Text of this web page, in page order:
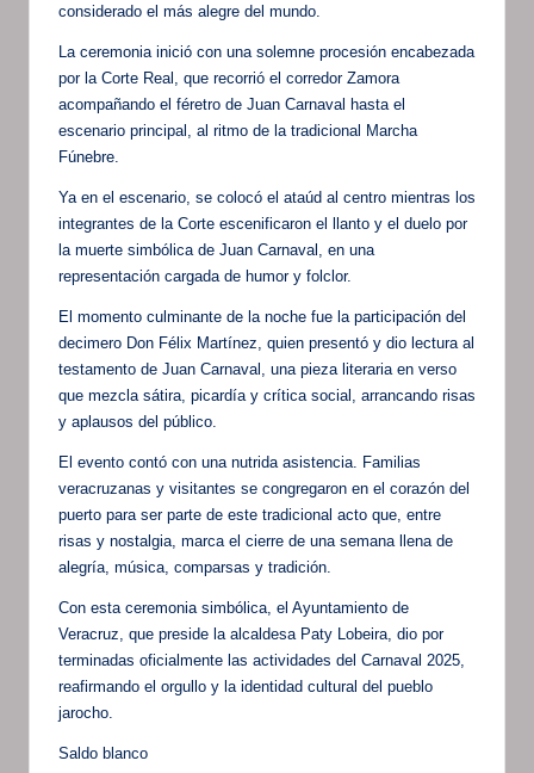
considerado el más alegre del mundo.
La ceremonia inició con una solemne procesión encabezada
por la Corte Real, que recorrió el corredor Zamora
acompañando el féretro de Juan Carnaval hasta el
escenario principal, al ritmo de la tradicional Marcha
Fúnebre.
Ya en el escenario, se colocó el ataúd al centro mientras los
integrantes de la Corte escenificaron el llanto y el duelo por
la muerte simbólica de Juan Carnaval, en una
representación cargada de humor y folclor.
El momento culminante de la noche fue la participación del
decimero Don Félix Martínez, quien presentó y dio lectura al
testamento de Juan Carnaval, una pieza literaria en verso
que mezcla sátira, picardía y crítica social, arrancando risas
y aplausos del público.
El evento contó con una nutrida asistencia. Familias
veracruzanas y visitantes se congregaron en el corazón del
puerto para ser parte de este tradicional acto que, entre
risas y nostalgia, marca el cierre de una semana llena de
alegría, música, comparsas y tradición.
Con esta ceremonia simbólica, el Ayuntamiento de
Veracruz, que preside la alcaldesa Paty Lobeira, dio por
terminadas oficialmente las actividades del Carnaval 2025,
reafirmando el orgullo y la identidad cultural del pueblo
jarocho.
Saldo blanco